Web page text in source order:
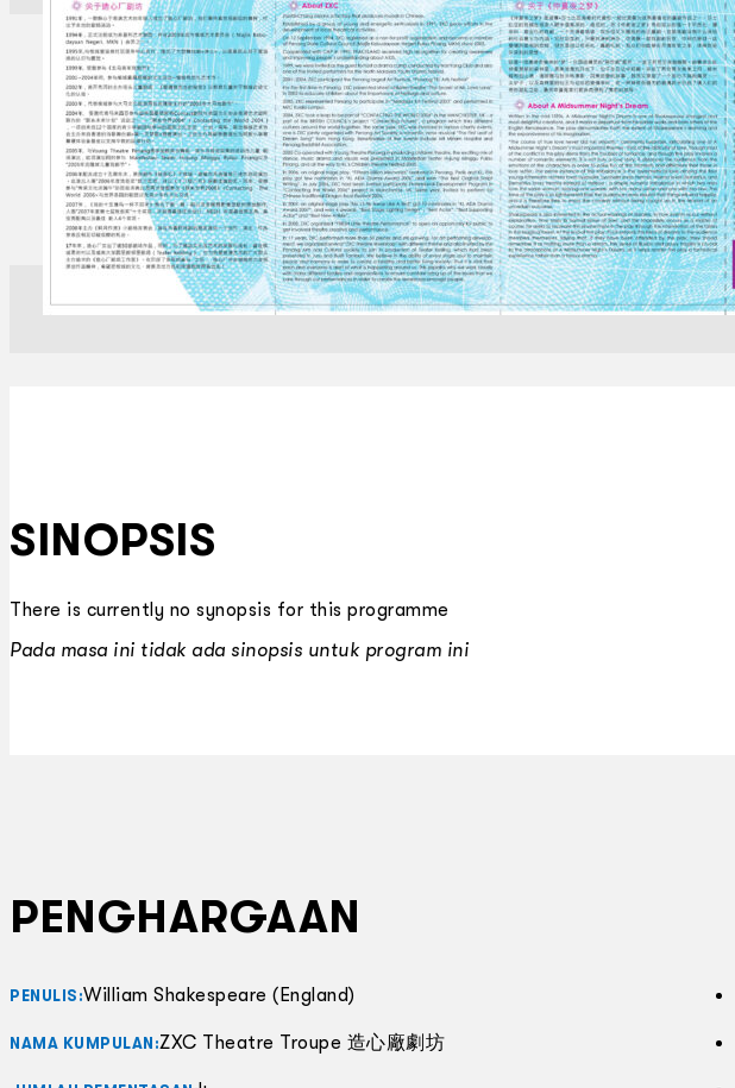
SINOPSIS
There is currently no synopsis for this programme
Pada masa ini tidak ada sinopsis untuk program ini
PENGHARGAAN
PENULIS:William Shakespeare (England)
NAMA KUMPULAN:ZXC Theatre Troupe 造心廠劇坊